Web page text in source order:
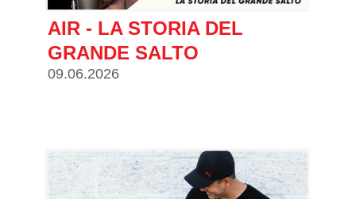
AIR - LA STORIA DEL
GRANDE SALTO
09.06.2026